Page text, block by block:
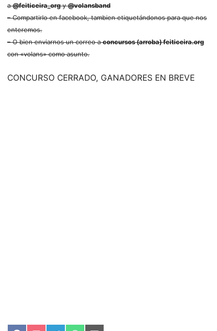
a@feiticeira_orgy@volansband
– Compartirlo en facebook, tambien etiquetándonos para que nos
enteremos.
– O bien enviarnos un correo aconcursos (arroba) feiticeira.org
con «volans» como asunto.
CONCURSO CERRADO, GANADORES EN BREVE